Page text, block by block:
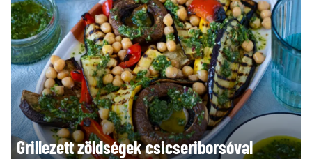
Grillezett zöldségek csicseriborsóval